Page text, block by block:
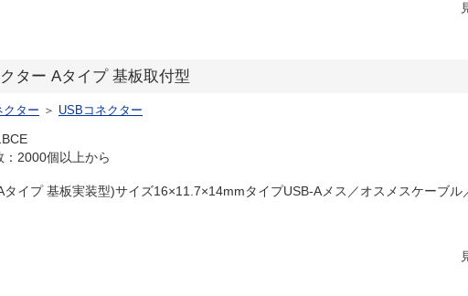
ター Aタイプ 基板取付型
クター ＞ USBコネクター
：2000個以上から
タイプ 基板実装型)サイズ16×11.7×14mmタイプUSB-Aメス／オスメスケーブル